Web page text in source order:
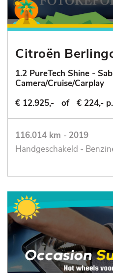
Citroën
1.2 PureTech Shine -
Camera/Cruise/Carplay
€ 12.925,-
of € 224,-
116.014 km - 2019
Handgeschakeld -